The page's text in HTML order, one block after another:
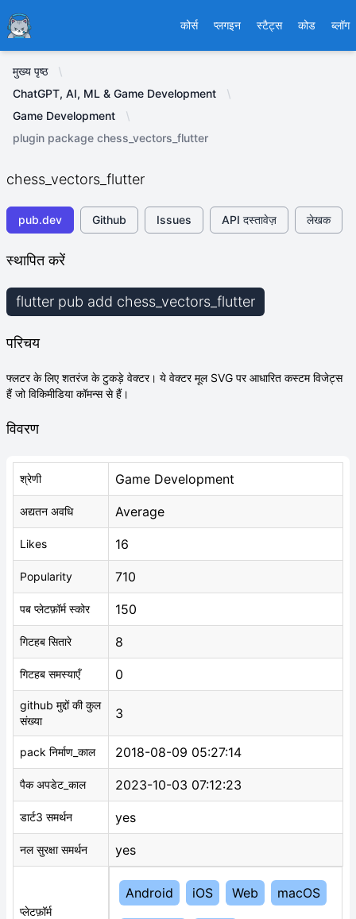
Ducafecat कोर्स प्लगइन स्टैट्स कोड ब्लॉग
मुख्य पृष्ठ
ChatGPT, AI, ML & Game Development
Game Development
plugin package chess_vectors_flutter
chess_vectors_flutter
pub.dev Github Issues API दस्तावेज़ लेखक
स्थापित करें
flutter pub add chess_vectors_flutter
परिचय
फ्लटर के लिए शतरंज के टुकड़े वेक्टर। ये वेक्टर मूल SVG पर आधारित कस्टम विजेट्स
हैं जो विकिमीडिया कॉमन्स से हैं।
विवरण
श्रेणी Game Development
अद्यतन अवधि Average
Likes 16
Popularity 710
पब प्लेटफ़ॉर्म स्कोर 150
गिटहब सितारे 8
गिटहब समस्याएँ 0
github मुद्दों की कुल
संख्या
3
pack निर्माण_काल 2018-08-09 05:27:14
पैक अपडेट_काल 2023-10-03 07:12:23
डार्ट3 समर्थन yes
नल सुरक्षा समर्थन yes
प्लेटफ़ॉर्म
Android iOS Web macOS